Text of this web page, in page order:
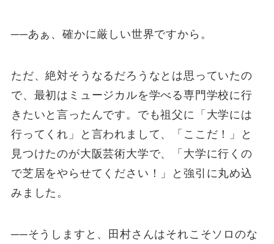
──あぁ、確かに厳しい世界ですから。
ただ、絶対そうなるだろうなとは思っていたの
で、最初はミュージカルを学べる専門学校に行
きたいと言ったんです。でも祖父に「大学には
行ってくれ」と言われまして、「ここだ！」と
見つけたのが大阪芸術大学で、「大学に行くの
で芝居をやらせてください！」と強引に丸め込
みました。
──そうしますと、田村さんはそれこそソロのな